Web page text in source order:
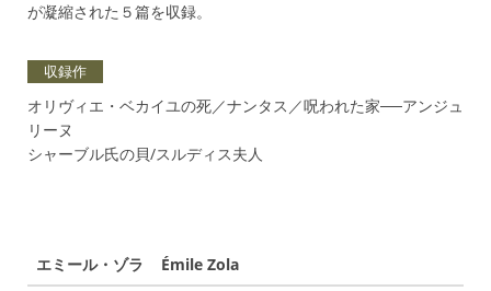
が凝縮された５篇を収録。
収録作
オリヴィエ・ベカイユの死／ナンタス／呪われた家──アンジュ
リーヌ
シャーブル氏の貝/スルディス夫人
エミール・ゾラ Émile Zola